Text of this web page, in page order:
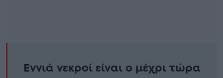
Εννιά νεκροί είναι ο μέχρι τώρα